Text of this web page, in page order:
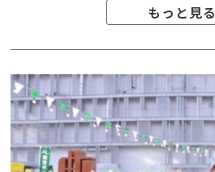
もっと見る